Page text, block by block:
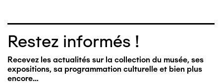
Restez informés !
Recevez les actualités sur la collection du musée, ses
expositions, sa programmation culturelle et bien plus
encore…